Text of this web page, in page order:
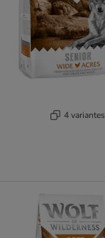
4 variantes